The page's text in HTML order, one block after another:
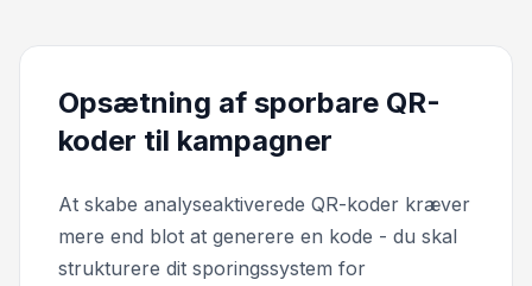
Opsætning af sporbare QR-
koder til kampagner
At skabe analyseaktiverede QR-koder kræver
mere end blot at generere en kode - du skal
strukturere dit sporingssystem for